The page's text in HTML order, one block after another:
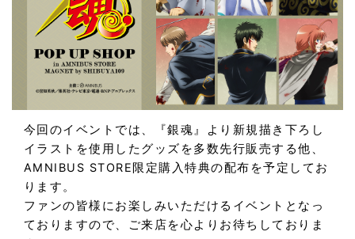
k
今回のイベントでは、『銀魂』より新規描き下ろし
イラストを使用したグッズを多数先行販売する他、
AMNIBUS STORE限定購入特典の配布を予定してお
ります。
ファンの皆様にお楽しみいただけるイベントとなっ
ておりますので、ご来店を心よりお待ちしておりま